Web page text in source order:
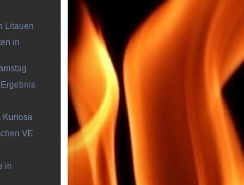
Litauen
in
Kuriosa
VE
in